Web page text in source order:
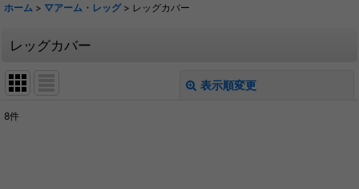
ホーム > ▽アーム・レッグ > レッグカバー
レッグカバー
表示順変更
8件